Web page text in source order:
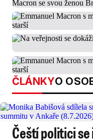
ČLÁNKYO
Čeští politici